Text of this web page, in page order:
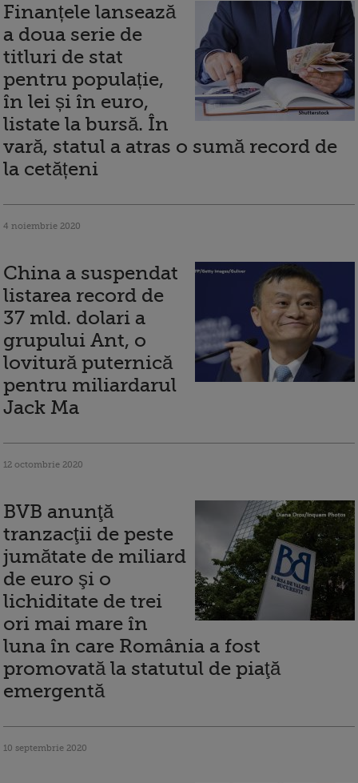
Finanțele lansează
a doua serie de
titluri de stat
pentru populație,
în lei și în euro,
listate la bursă. În
vară, statul a atras o sumă record de
la cetățeni
4 noiembrie 2020
China a suspendat
listarea record de
37 mld. dolari a
grupului Ant, o
lovitură puternică
pentru miliardarul
Jack Ma
12 octombrie 2020
BVB anunţă
tranzacţii de peste
jumătate de miliard
de euro şi o
lichiditate de trei
ori mai mare în
luna în care România a fost
promovată la statutul de piaţă
emergentă
10 septembrie 2020